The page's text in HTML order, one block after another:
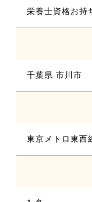
栄養士資格お持
千葉県 市川市
東京メトロ東西